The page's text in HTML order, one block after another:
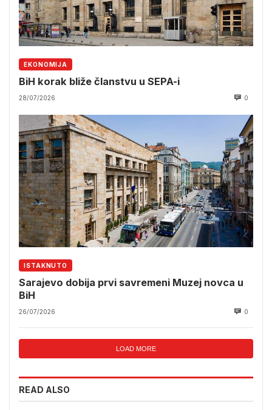
EKONOMIJA
BiH korak bliže članstvu u SEPA-i
28/07/2026 0
ISTAKNUTO
Sarajevo dobija prvi savremeni Muzej novca u
BiH
26/07/2026 0
LOAD MORE
READ ALSO